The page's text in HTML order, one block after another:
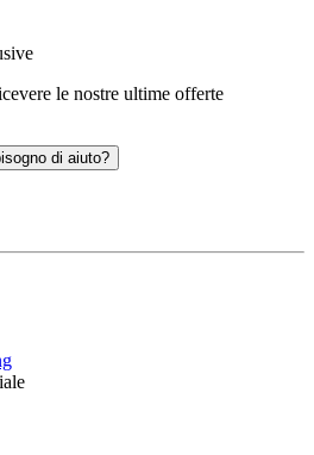
le nostre ultime offerte
di aiuto?